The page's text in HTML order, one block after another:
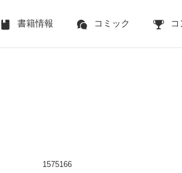
書籍情報 コミック コ
1575166